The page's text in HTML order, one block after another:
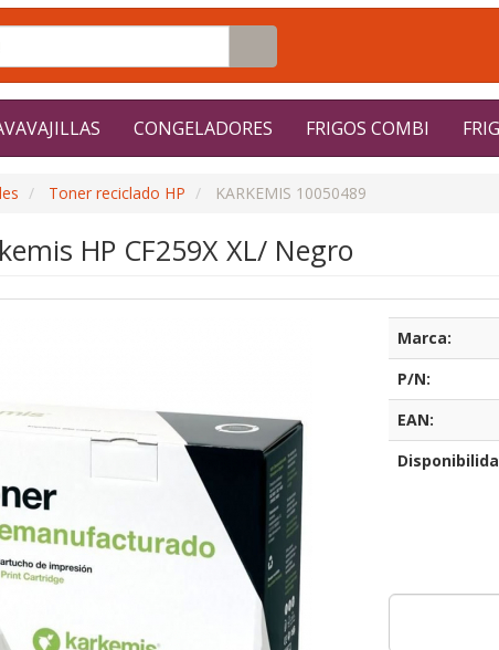
CONGELADORES FRIGOS COMBI
Toner reciclado HP KARKEMIS 10050489
HP CF259X XL/ Negro
Marca:
P/N:
EAN: